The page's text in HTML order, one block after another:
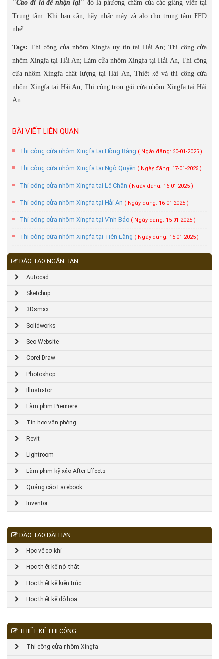
"Cho đi là để nhận lại" đó là phương châm của các giảng viên tại
Trung tâm. Khi bạn cần, hãy nhấc máy và alo cho trung tâm FFD
nhé!
Tags: Thi công cửa nhôm Xingfa uy tín tại Hải An; Thi công cửa
nhôm Xingfa tại Hải An; Làm cửa nhôm Xingfa tại Hải An, Thi công
cửa nhôm Xingfa chất lượng tại Hải An, Thiết kế và thi công cửa
nhôm Xingfa tại Hải An; Thi công trọn gói cửa nhôm Xingfa tại Hải
An
BÀI VIẾT LIÊN QUAN
Thi công cửa nhôm Xingfa tại Hồng Bàng ( Ngày đăng: 20-01-2025 )
Thi công cửa nhôm Xingfa tại Ngô Quyền ( Ngày đăng: 17-01-2025 )
Thi công cửa nhôm Xingfa tại Lê Chân ( Ngày đăng: 16-01-2025 )
Thi công cửa nhôm Xingfa tại Hải An ( Ngày đăng: 16-01-2025 )
Thi công cửa nhôm Xingfa tại Vĩnh Bảo ( Ngày đăng: 15-01-2025 )
Thi công cửa nhôm Xingfa tại Tiên Lãng ( Ngày đăng: 15-01-2025 )
ĐÀO TẠO NGẮN HẠN
Autocad
Sketchup
3Dsmax
Solidworks
Seo Website
Corel Draw
Photoshop
Illustrator
Làm phim Premiere
Tin học văn phòng
Revit
Lightroom
Làm phim kỹ xảo After Effects
Quảng cáo Facebook
Inventor
ĐÀO TẠO DÀI HẠN
Học vẽ cơ khí
Học thiết kế nội thất
Học thiết kế kiến trúc
Học thiết kế đồ họa
THIẾT KẾ THI CÔNG
Thi công cửa nhôm Xingfa